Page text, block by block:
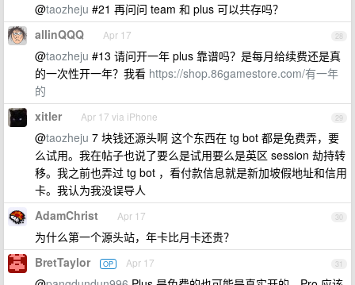
@taozheju #21 再问问 team 和 plus 可以共存吗？
28
allinQQQ Apr 17
@taozheju #13 请问开一年 plus 靠谱吗？是每月给续费还是真
的一次性开一年？我看 https://shop.86gamestore.com/有一年
的
29
xitler Apr 17 via iPhone
@taozheju 7 块钱还源头啊 这个东西在 tg bot 都是免费弄，要
么试用。我在帖子也说了要么是试用要么是英区 session 劫持转
移。我之前也弄过 tg bot ，看付款信息就是新加坡假地址和信用
卡。我认为我没误导人
30
AdamChrist Apr 17
为什么第一个源头站，年卡比月卡还贵？
31
BretTaylor OP Apr 17